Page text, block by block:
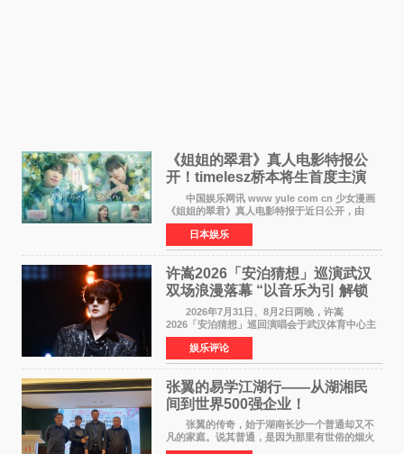
《姐姐的翠君》真人电影特报公
开！timelesz桥本将生首度主演
12月4日上映
中国娱乐网讯 www yule com cn 少女漫画
《姐姐的翠君》真人电影特报于近日公开，由
timelesz成员桥本将生担任主演，这也是他首次
担任电影主演，引发高度关注。 女高中生咲
苗翠（中岛瑠菜
日本娱乐
许嵩2026「安泊猜想」巡演武汉
双场浪漫落幕 “以音乐为引 解锁
江城记忆”
2026年7月31日、8月2日两晚，许嵩
2026「安泊猜想」巡回演唱会于武汉体育中心主
体育场盛大开唱。许嵩与数万歌迷在此相聚，从
浪漫惬意的舞台设计到充满诚意与惊喜的现场互
动，共同开启了一场关于
娱乐评论
张翼的易学江湖行——从湖湘民
间到世界500强企业！
张翼的传奇，始于湖南长沙一个普通却又不
凡的家庭。说其普通，是因为那里有世俗的烟火
气；说其不凡，是因为家中有一位洞悉天地玄机